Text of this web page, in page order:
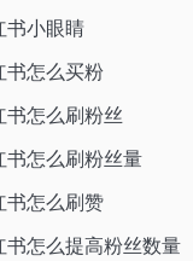
书小眼睛
书怎么买粉
书怎么刷粉丝
书怎么刷粉丝量
书怎么刷赞
书怎么提高粉丝数量